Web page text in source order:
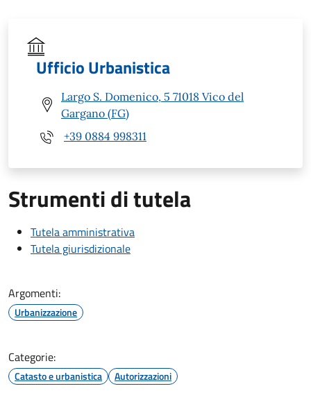
Ufficio Urbanistica
Largo S. Domenico, 5 71018 Vico del
Gargano (FG)
+39 0884 998311
Strumenti di tutela
Tutela amministrativa
Tutela giurisdizionale
Argomenti:
Urbanizzazione
Categorie:
Catasto e urbanistica Autorizzazioni